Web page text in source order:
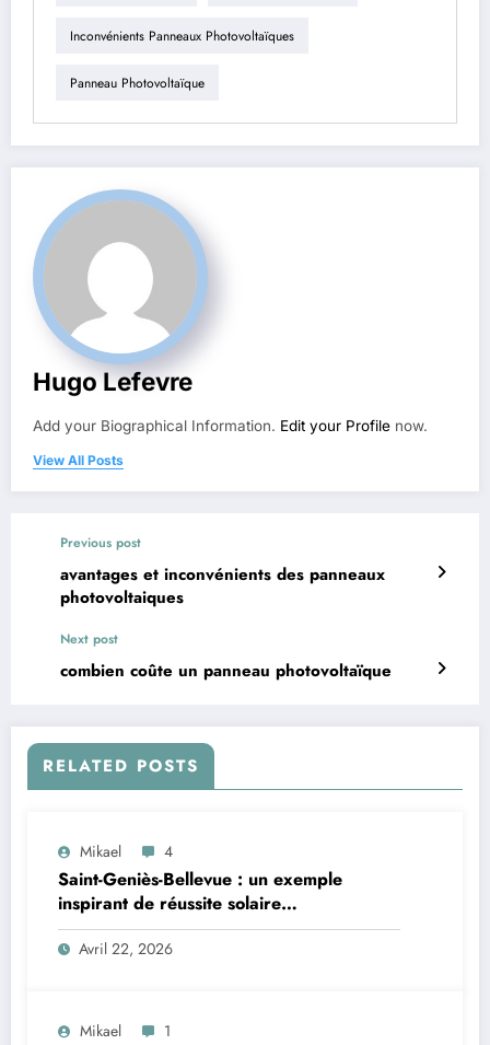
Inconvénients Panneaux Photovoltaïques
Panneau Photovoltaïque
Hugo Lefevre
Add your Biographical Information. Edit your Profile now.
View All Posts
Previous post
avantages et inconvénients des panneaux
photovoltaiques
Next post
combien coûte un panneau photovoltaïque
RELATED POSTS
Mikael 4
Saint-Geniès-Bellevue : un exemple
inspirant de réussite solaire
photovoltaïque
Avril 22, 2026
Mikael 1